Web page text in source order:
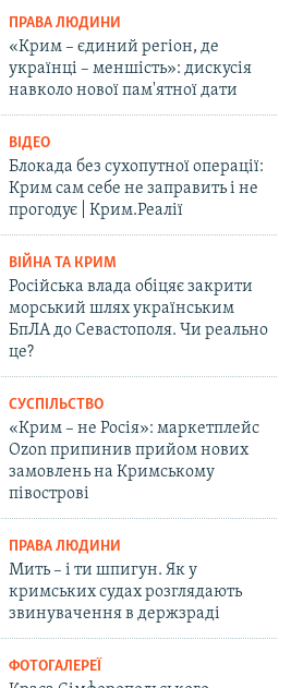
ПРАВА ЛЮДИНИ
«Крим – єдиний регіон, де
українці – меншість»: дискусія
навколо нової пам'ятної дати
ВІДЕО
Блокада без сухопутної операції:
Крим сам себе не заправить і не
прогодує | Крим.Реалії
ВІЙНА ТА КРИМ
Російська влада обіцяє закрити
морський шлях українським
БпЛА до Севастополя. Чи реально
це?
СУСПІЛЬСТВО
«Крим – не Росія»: маркетплейс
Ozon припинив прийом нових
замовлень на Кримському
півострові
ПРАВА ЛЮДИНИ
Мить – і ти шпигун. Як у
кримських судах розглядають
звинувачення в держзраді
ФОТОГАЛЕРЕЇ